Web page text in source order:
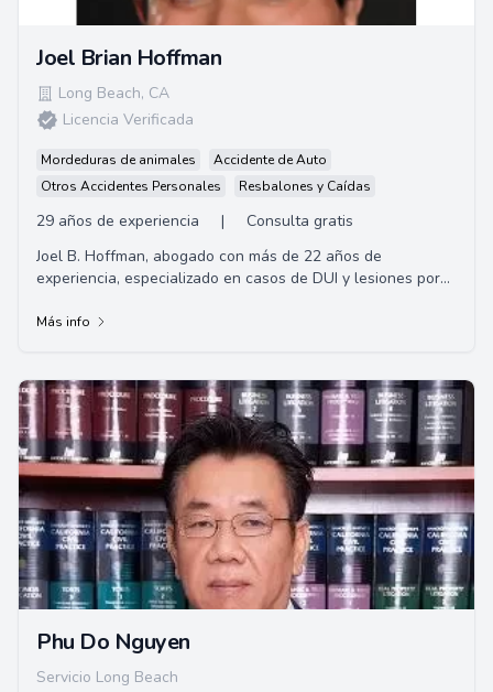
Joel Brian Hoffman
Long Beach, CA
Licencia Verificada
Mordeduras de animales
Accidente de Auto
Otros Accidentes Personales
Resbalones y Caídas
29 años de experiencia |
Consulta gratis
Joel B. Hoffman, abogado con más de 22 años de
experiencia, especializado en casos de DUI y lesiones por
Más info
Phu Do Nguyen
Servicio Long Beach